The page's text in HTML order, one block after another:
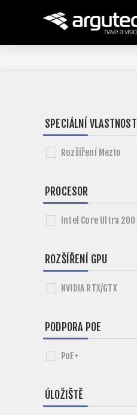
SPECIÁLNÍ VLASTNOSTI
Rozšíření MezIo
PROCESOR
Intel Core Ultra 200
ROZŠÍŘENÍ GPU
NVIDIA RTX/GTX
PODPORA POE
PoE+
ÚLOŽIŠTĚ